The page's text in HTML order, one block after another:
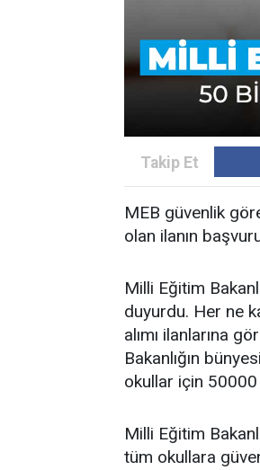
MEB güvenlik
olan ilanın
Milli Eğitim
duyurdu. Her ne
alımı ilanlarına
Bakanlığın
okullar için 50000
Milli Eğitim
tüm okullara